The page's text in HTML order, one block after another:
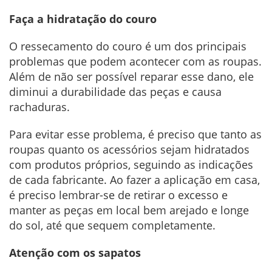
Faça a hidratação do couro
O ressecamento do couro é um dos principais
problemas que podem acontecer com as roupas.
Além de não ser possível reparar esse dano, ele
diminui a durabilidade das peças e causa
rachaduras.
Para evitar esse problema, é preciso que tanto as
roupas quanto os acessórios sejam hidratados
com produtos próprios, seguindo as indicações
de cada fabricante. Ao fazer a aplicação em casa,
é preciso lembrar-se de retirar o excesso e
manter as peças em local bem arejado e longe
do sol, até que sequem completamente.
Atenção com os sapatos